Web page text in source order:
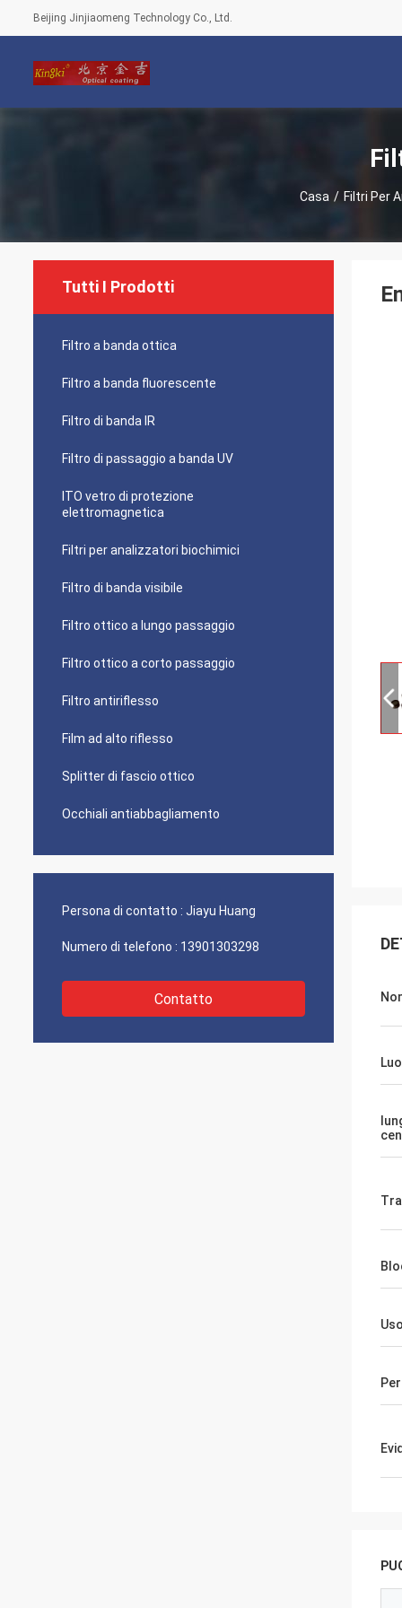
Beijing Jinjiaomeng Technology Co., Ltd.
Casa / Filtri Per
Tutti I Prodotti
Filtro a banda ottica
Filtro a banda fluorescente
Filtro di banda IR
Filtro di passaggio a banda UV
ITO vetro di protezione
elettromagnetica
Filtri per analizzatori biochimici
Filtro di banda visibile
Filtro ottico a lungo passaggio
Filtro ottico a corto passaggio
Filtro antiriflesso
Film ad alto riflesso
Splitter di fascio ottico
Occhiali antiabbagliamento
Persona di contatto : Jiayu Huang
Numero di telefono : 13901303298
Contatto